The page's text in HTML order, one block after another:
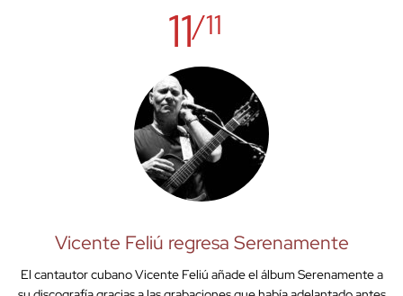
11/11
Vicente Feliú regresa Serenamente
El cantautor cubano Vicente Feliú añade el álbum Serenamente a